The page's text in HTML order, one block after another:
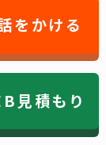
をかける
見積もり